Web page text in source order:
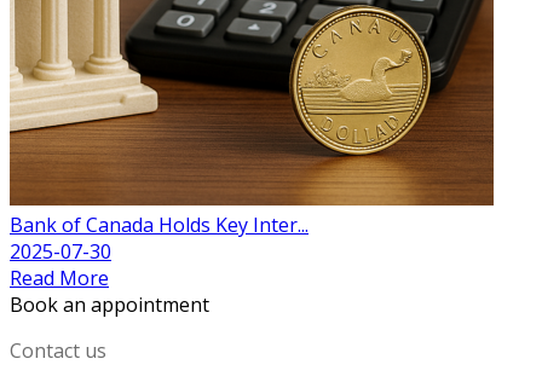
Bank of Canada Holds Key Inter...
2025-07-30
Read More
Book an appointment
Contact us